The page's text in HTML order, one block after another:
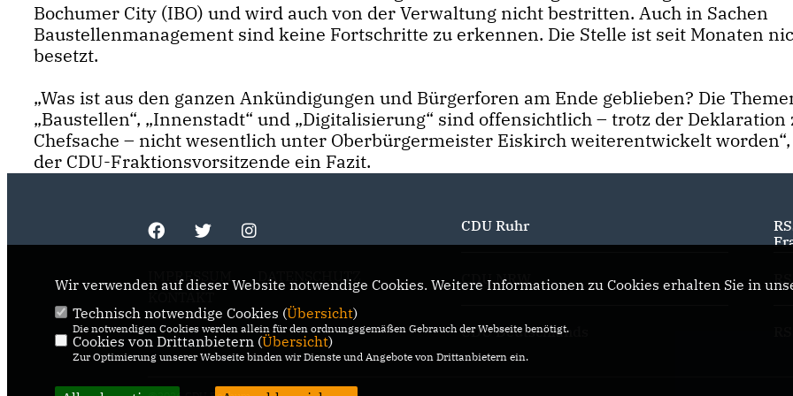
Bochumer City (IBO) und wird auch von der Verwaltung nicht bestritten. Auch in Sachen
Baustellenmanagement sind keine Fortschritte zu erkennen. Die Stelle ist seit Monaten
besetzt.
Was ist aus den ganzen Ankündigungen und Bürgerforen am Ende geblieben? Die
Baustellen“, „Innenstadt“ und „Digitalisierung“ sind offensichtlich – trotz der Deklaration
Chefsache – nicht wesentlich unter Oberbürgermeister Eiskirch weiterentwickelt
der CDU-Fraktionsvorsitzende ein Fazit.
IMPRESSUM
DATENSCHUTZ
CDU Ruhr
CDU NRW
CDU Deutschlands
Wir verwenden auf dieser Website notwendige Cookies. Weitere Informationen zu Cookies erhalten Sie in
Technisch notwendige Cookies (Übersicht)
Die notwendigen Cookies werden allein für den ordnungsgemäßen Gebrauch der Webseite benötigt.
Cookies von Drittanbietern (Übersicht)
Zur Optimierung unserer Webseite binden wir Dienste und Angebote von Drittanbietern ein.